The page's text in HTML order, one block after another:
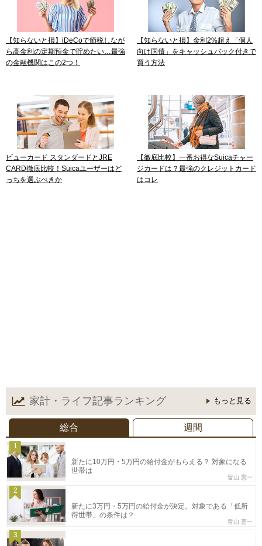
【知らないと損】iDeCoで節税しなが
ら高金利の定期預金で貯めたい…最強
の金融機関はこの2つ！
【知らないと損】金利2%超え「個人
向け国債」をキャッシュバック付きで
買う方法
ビューカード スタンダードとJRE
CARD徹底比較！Suicaユーザーはど
っちを選ぶべきか
【徹底比較】一番お得なSuicaチャー
ジカードは？最強のクレジットカード
はコレ
家計・ライフ記事ランキング もっと見る
総合 週間
1
新たに10万円・5万円の給付金がもらえる？ 対象になる
世帯は
畠山 憲一
2
新たに3万円・5万円の給付金が決定。対象である「低所
得世帯」の条件は？
畠山 憲一
3